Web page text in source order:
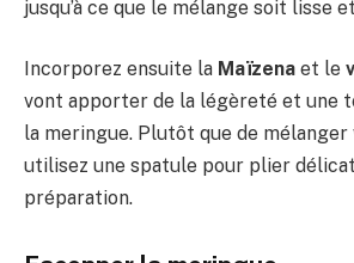
jusqu’à ce que le mélange soit lisse
Incorporez ensuite la Maïzena et le
vont apporter de la légèreté et une
la meringue. Plutôt que de
utilisez une spatule pour plier
préparation.